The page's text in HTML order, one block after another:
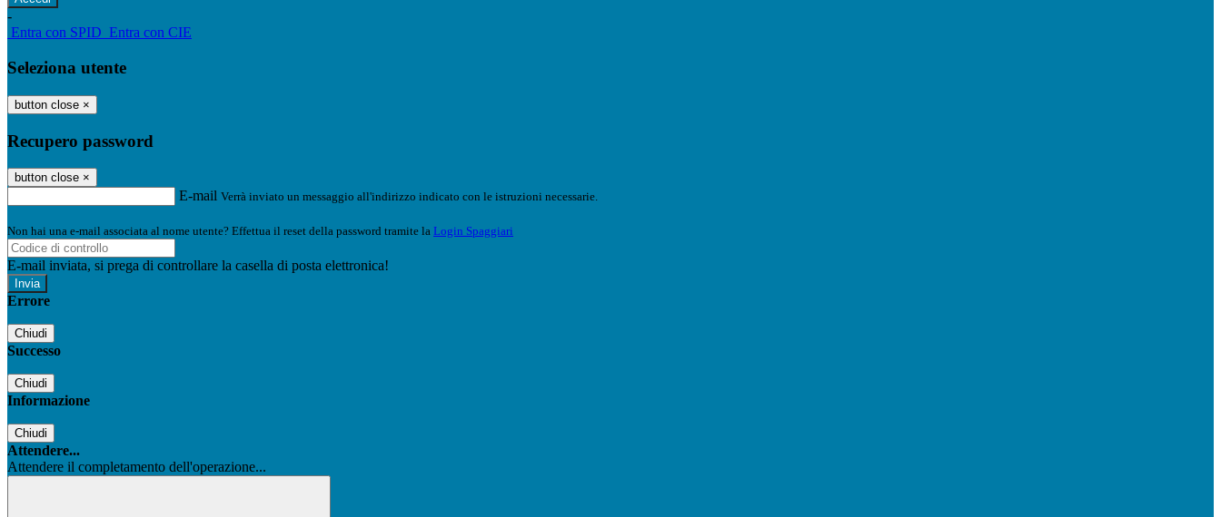
-
Entra con SPID Entra con CIE
Seleziona utente
button close ×
Recupero password
button close ×
E-mail Verrà inviato un messaggio all'indirizzo indicato con le istruzioni necessarie.
Non hai una e-mail associata al nome utente? Effettua il reset della password tramite la Login Spaggiari
E-mail inviata, si prega di controllare la casella di posta elettronica!
Errore
Chiudi
Successo
Chiudi
Informazione
Chiudi
Attendere...
Attendere il completamento dell'operazione...